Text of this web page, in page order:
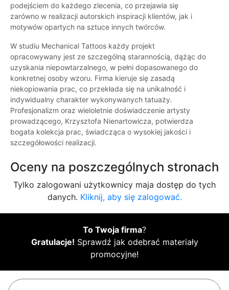
podejściem do każdego zlecenia, co przejawia się
zarówno w realizacji autorskich inspiracji klientów, jak i
motywów opartych na sztuce innych twórców.
W studiu Mechanical Tattoos każdy projekt
opracowywany jest ze szczególną starannością, dążąc do
uzyskania niepowtarzalnego, w pełni dopasowanego do
konkretnej osoby wzoru. Firma kieruje się zasadą
niekopiowania prac, co przekłada się na unikalność i
indywidualny charakter wykonywanych tatuaży.
Profesjonalizm oraz wieloletnie doświadczenie artysty
prowadzącego, Krzysztofa Nienartowicza, potwierdza
bogata kolekcja prac, świadcząca o wysokiej jakości i
szczegółowości realizacji.
Oceny na poszczególnych stronach
Tylko zalogowani użytkownicy maja dostęp do tych
danych. Kliknij, aby się zalogować.
To Twoja firma?
Gratulacje! Sprawdź jak odebrać materiały
promocyjne!